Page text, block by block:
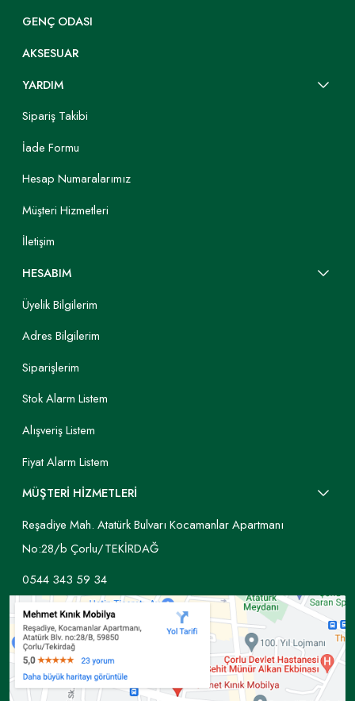
GENÇ ODASI
AKSESUAR
YARDIM
Sipariş Takibi
İade Formu
Hesap Numaralarımız
Müşteri Hizmetleri
İletişim
HESABIM
Üyelik Bilgilerim
Adres Bilgilerim
Siparişlerim
Stok Alarm Listem
Alışveriş Listem
Fiyat Alarm Listem
MÜŞTERİ HİZMETLERİ
Reşadiye Mah. Atatürk Bulvarı Kocamanlar Apartmanı
No:28/b Çorlu/TEKİRDAĞ
0544 343 59 34